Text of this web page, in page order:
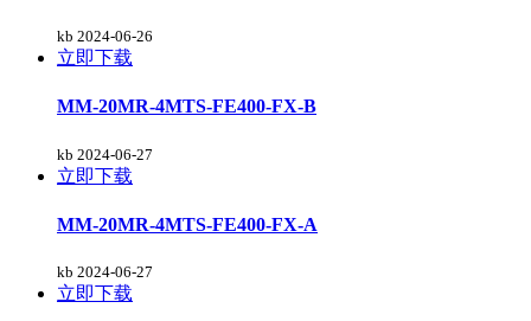
kb 2024-06-26
立即下载
MM-20MR-4MTS-FE400-FX-B
kb 2024-06-27
立即下载
MM-20MR-4MTS-FE400-FX-A
kb 2024-06-27
立即下载